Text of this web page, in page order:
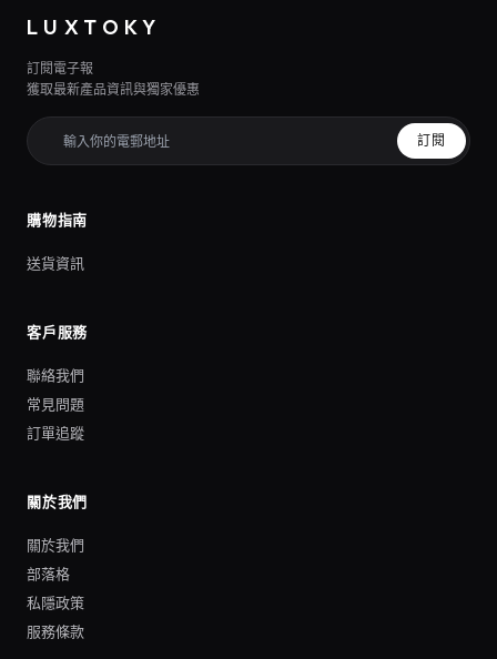
LUXTOKY
訂閱電子報
獲取最新產品資訊與獨家優惠
訂閱
購物指南
送貨資訊
客戶服務
聯絡我們
常見問題
訂單追蹤
關於我們
關於我們
部落格
私隱政策
服務條款